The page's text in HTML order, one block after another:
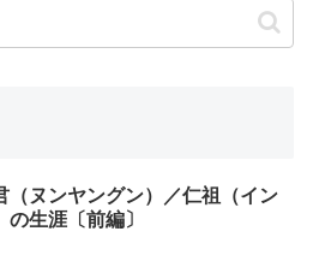
（ヌンヤングン）／仁祖（イン
の生涯〔前編〕